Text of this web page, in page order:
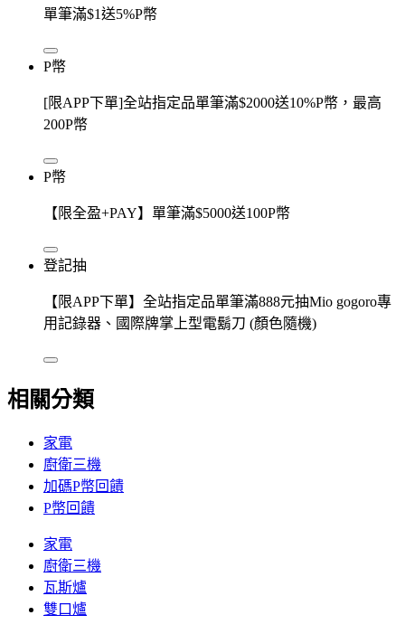
單筆滿$1送5%P幣
P幣
[限APP下單]全站指定品單筆滿$2000送10%P幣，最高
200P幣
P幣
【限全盈+PAY】單筆滿$5000送100P幣
登記抽
【限APP下單】全站指定品單筆滿888元抽Mio gogoro專
用記錄器、國際牌掌上型電鬍刀 (顏色隨機)
相關分類
家電
廚衛三機
加碼P幣回饋
P幣回饋
家電
廚衛三機
瓦斯爐
雙口爐